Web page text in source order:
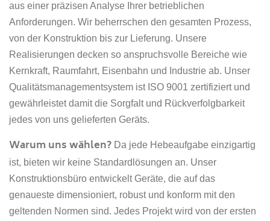
aus einer präzisen Analyse Ihrer betrieblichen
Anforderungen. Wir beherrschen den gesamten Prozess,
von der Konstruktion bis zur Lieferung. Unsere
Realisierungen decken so anspruchsvolle Bereiche wie
Kernkraft, Raumfahrt, Eisenbahn und Industrie ab. Unser
Qualitätsmanagementsystem ist ISO 9001 zertifiziert und
gewährleistet damit die Sorgfalt und Rückverfolgbarkeit
jedes von uns gelieferten Geräts.
Warum uns wählen? Da jede Hebeaufgabe einzigartig
ist, bieten wir keine Standardlösungen an. Unser
Konstruktionsbüro entwickelt Geräte, die auf das
genaueste dimensioniert, robust und konform mit den
geltenden Normen sind. Jedes Projekt wird von der ersten